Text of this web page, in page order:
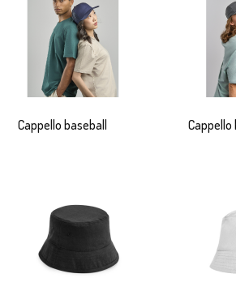
Cappello baseball Cappello